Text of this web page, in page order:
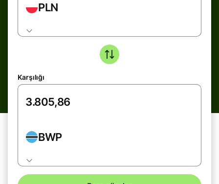
PLN
Karşılığı
BWP